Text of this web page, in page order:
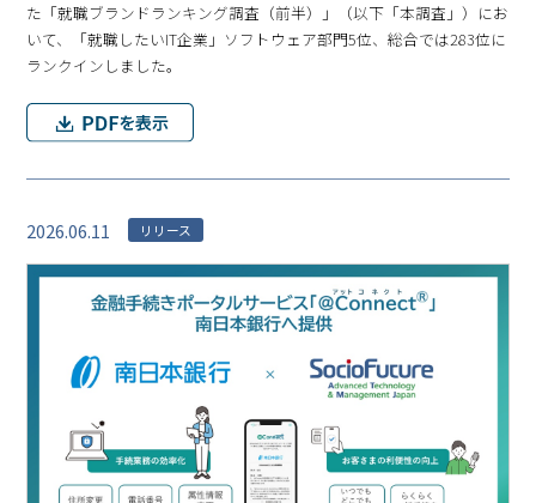
た「就職ブランドランキング調査（前半）」（以下「本調査」）にお
いて、「就職したいIT企業」ソフトウェア部門5位、総合では283位に
ランクインしました。
2026.06.11 リリース